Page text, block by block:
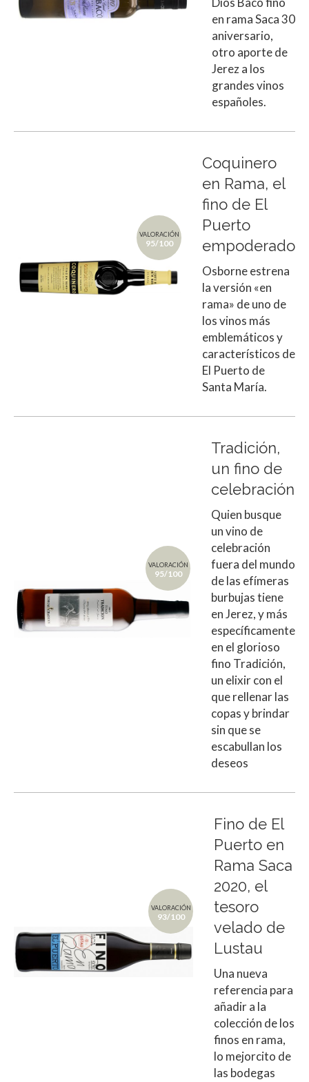
en rama Saca 30
aniversario,
otro aporte de
Jerez a los
grandes vinos
españoles.
VALORACIÓN
95/100
Coquinero
en Rama, el
fino de El
Puerto
empoderado
Osborne estrena
la versión «en
rama» de uno de
los vinos más
emblemáticos y
característicos de
El Puerto de
Santa María.
VALORACIÓN
95/100
Tradición,
un fino de
celebración
Quien busque
un vino de
celebración
fuera del mundo
de las efímeras
burbujas tiene
en Jerez, y más
específicamente
en el glorioso
fino Tradición,
un elixir con el
que rellenar las
copas y brindar
sin que se
escabullan los
deseos
VALORACIÓN
93/100
Fino de El
Puerto en
Rama Saca
2020, el
tesoro
velado de
Lustau
Una nueva
referencia para
añadir a la
colección de los
finos en rama,
lo mejorcito de
las bodegas